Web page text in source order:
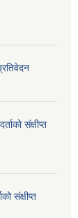
संक्षीप्त
संक्षीप्त